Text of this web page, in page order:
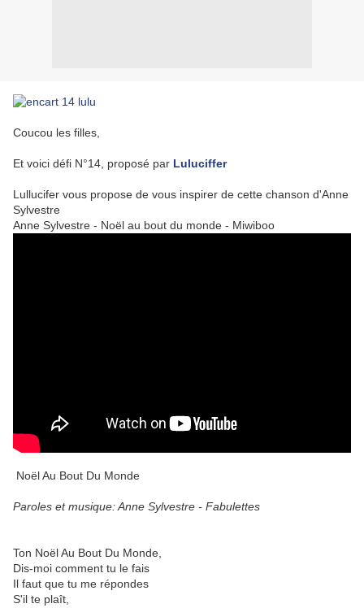
Coucou les filles,
Et voici défi N°14, proposé par Luluciffer
Lullucifer vous propose de vous inspirer de cette chanson d'Anne
Sylvestre
Anne Sylvestre - Noël au bout du monde - Miwiboo
Noël Au Bout Du Monde
Paroles et musique: Anne Sylvestre - Fabulettes
Ton Noël Au Bout Du Monde,
Dis-moi comment tu le fais
Il faut que tu me répondes
S'il te plaît,